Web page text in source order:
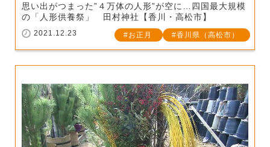
思い出がつまった”４万体の人形”が空に…四国最大規模
の「人形供養祭」 田村神社【香川・高松市】
2021.12.23 お正月 香川県（高松市）